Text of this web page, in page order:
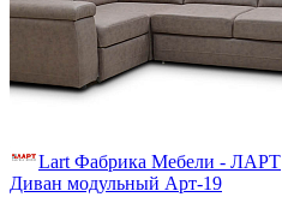
Lart Фабрика Мебели - ЛАРТ
Диван модульный Арт-19